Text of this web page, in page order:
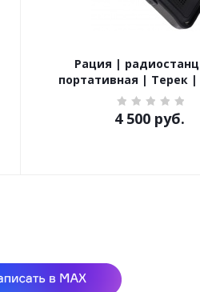
Рация |
портативная | Терек
4 500руб.